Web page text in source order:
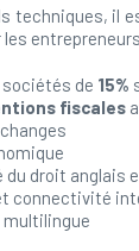
techniques, il
sociétés de 15%
fiscales
du droit anglais
connectivité
multilingue